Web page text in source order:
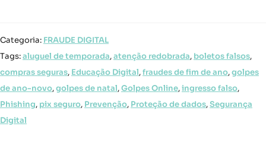
Categoria: FRAUDE DIGITAL
Tags:aluguel de temporada,atenção redobrada, boletos falsos,
compras seguras, Educação Digital,fraudes de fim de ano,golpes
de ano-novo,golpes de natal,Golpes Online,ingresso falso,
Phishing, pix seguro, Prevenção, Proteção de dados,Segurança
Digital